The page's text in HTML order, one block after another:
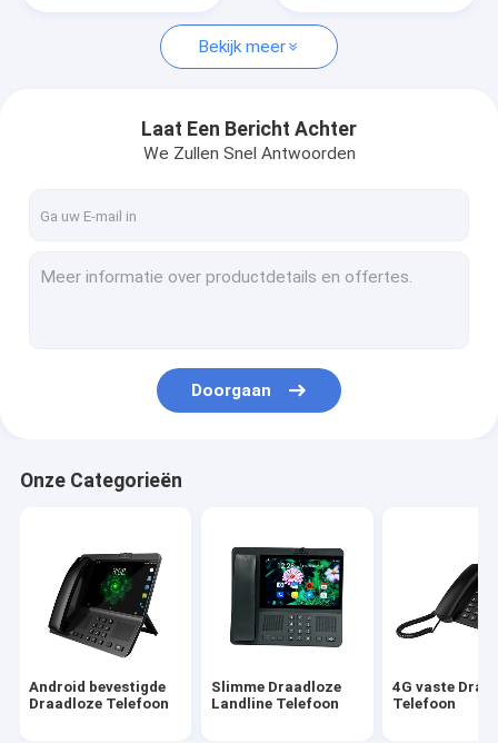
Android bevestigde Draadloze Telefoon
4G vaste Draadloze Telefoon
LTE bevestigde Draadloze Telefoon
SIM Card Wireless Phone
Vaste Draadloze Telefoon met Hotspot
4G de Router van WIFI LTE
Bekijk meer
Laat Een Bericht Achter
We Zullen Snel Antwoorden
Doorgaan
Onze Categorieën
Android bevestigde
Draadloze Telefoon
Slimme Draadloze
Landline Telefoon
4G vaste
Telefoon